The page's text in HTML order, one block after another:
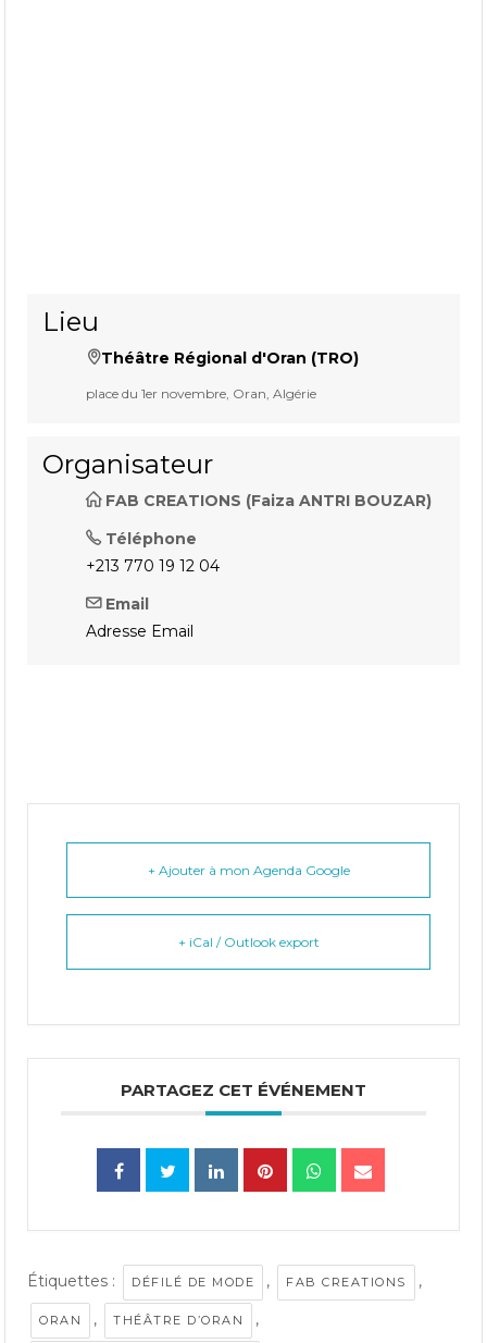
Lieu
Théâtre Régional d'Oran (TRO)
place du 1er novembre, Oran, Algérie
Organisateur
FAB CREATIONS (Faiza ANTRI BOUZAR)
Téléphone
+213 770 19 12 04
Email
Adresse Email
+ Ajouter à mon Agenda Google
+ iCal / Outlook export
PARTAGEZ CET ÉVÉNEMENT
Étiquettes : DÉFILÉ DE MODE , FAB CREATIONS ,
ORAN , THÉÂTRE D’ORAN ,